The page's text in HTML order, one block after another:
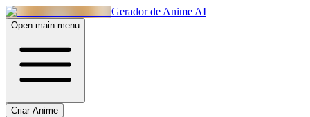
Gerador de Anime AI
Open main menu
Criar Anime